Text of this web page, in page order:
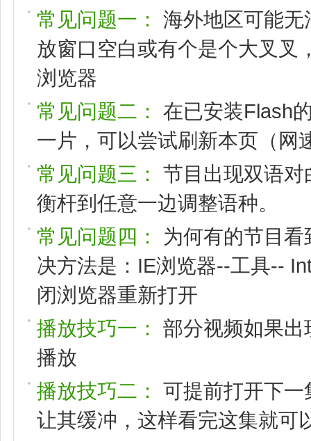
常见问题一：
海外地区可能
放窗口空白或有个是个大叉叉
浏览器
常见问题二：
在已安装Flash
一片，可以尝试刷新本页（网
常见问题三：
节目出现双语
衡杆到任意一边调整语种。
常见问题四：
为何有的节目
决方法是：IE浏览器--工具--
闭浏览器重新打开
播放技巧一：
部分视频如果
播放
播放技巧二：
可提前打开下
让其缓冲，这样看完这集就可